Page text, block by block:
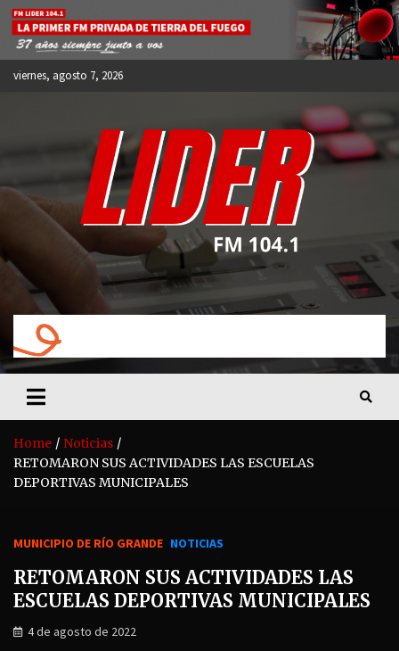
Skip
content
viernes, agosto 7, 2026
FM LIDER 104.1
Home
Noticias
RETOMARON SUS ACTIVIDADES LAS ESCUELAS
DEPORTIVAS MUNICIPALES
MUNICIPIO DE RÍO GRANDE NOTICIAS
RETOMARON SUS ACTIVIDADES LAS
ESCUELAS DEPORTIVAS MUNICIPALES
4 de agosto de 2022